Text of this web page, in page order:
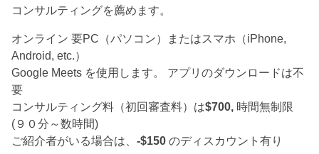
コンサルティングを薦めます。
オンライン 要PC（パソコン）またはスマホ（iPhone,
Android, etc.）
Google Meets を使用します。 アプリのダウンロードは不
要
コンサルティング料（初回審査料）は$700, 時間無制限
(９０分～数時間)
ご紹介者がいる場合は、-$150 のディスカウント有り